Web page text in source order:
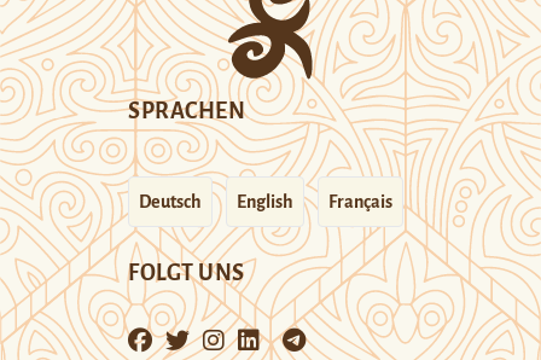
SPRACHEN
Deutsch English Français
FOLGT UNS